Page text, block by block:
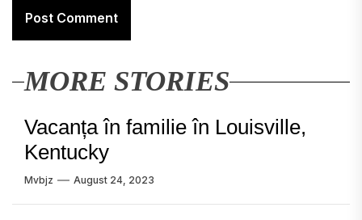
MORE STORIES
Vacanța în familie în Louisville,
Kentucky
Mvbjz August 24, 2023